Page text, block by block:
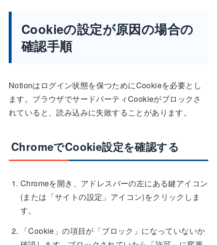
Cookieの設定が原因の場合の
確認手順
Notionはログイン状態を保つためにCookieを必要とし
ます。ブラウザでサードパーティCookieがブロックさ
れていると、読み込みに失敗することがあります。
ChromeでCookie設定を確認する
Chromeを開き、アドレスバーの左にある鍵アイコン
(または「サイトの設定」アイコン)をクリックしま
す。
「Cookie」の項目が「ブロック」になっていないか